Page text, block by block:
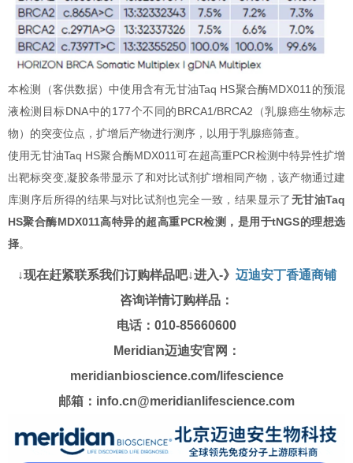
本检测（客供数据）中使用含有无甘油Taq HS聚合酶MDX011的预混
液检测目标DNA中的177个不同的BRCA1/BRCA2（乳腺癌生物标志
物）的突变位点，扩增后产物进行测序，以用于乳腺癌筛查。
使用无甘油Taq HS聚合酶MDX011可在超高重PCR检测中特异性扩增
出靶标突变,凝胶条带显示了和对比试剂扩增相同产物，该产物通过建
库测序后所得的结果与对比试剂也完全一致，结果显示了无甘油Taq
HS聚合酶MDX011高特异的超高重PCR检测，是用于tNGS的理想选
择。
↓现在赶紧联系我们订购样品吧↓进入-》 迈迪安丁香通商铺
咨询详情订购样品：
电话：010-85660600
Meridian迈迪安官网：
meridianbioscience.com/lifescience
邮箱：info.cn@meridianlifescience.com